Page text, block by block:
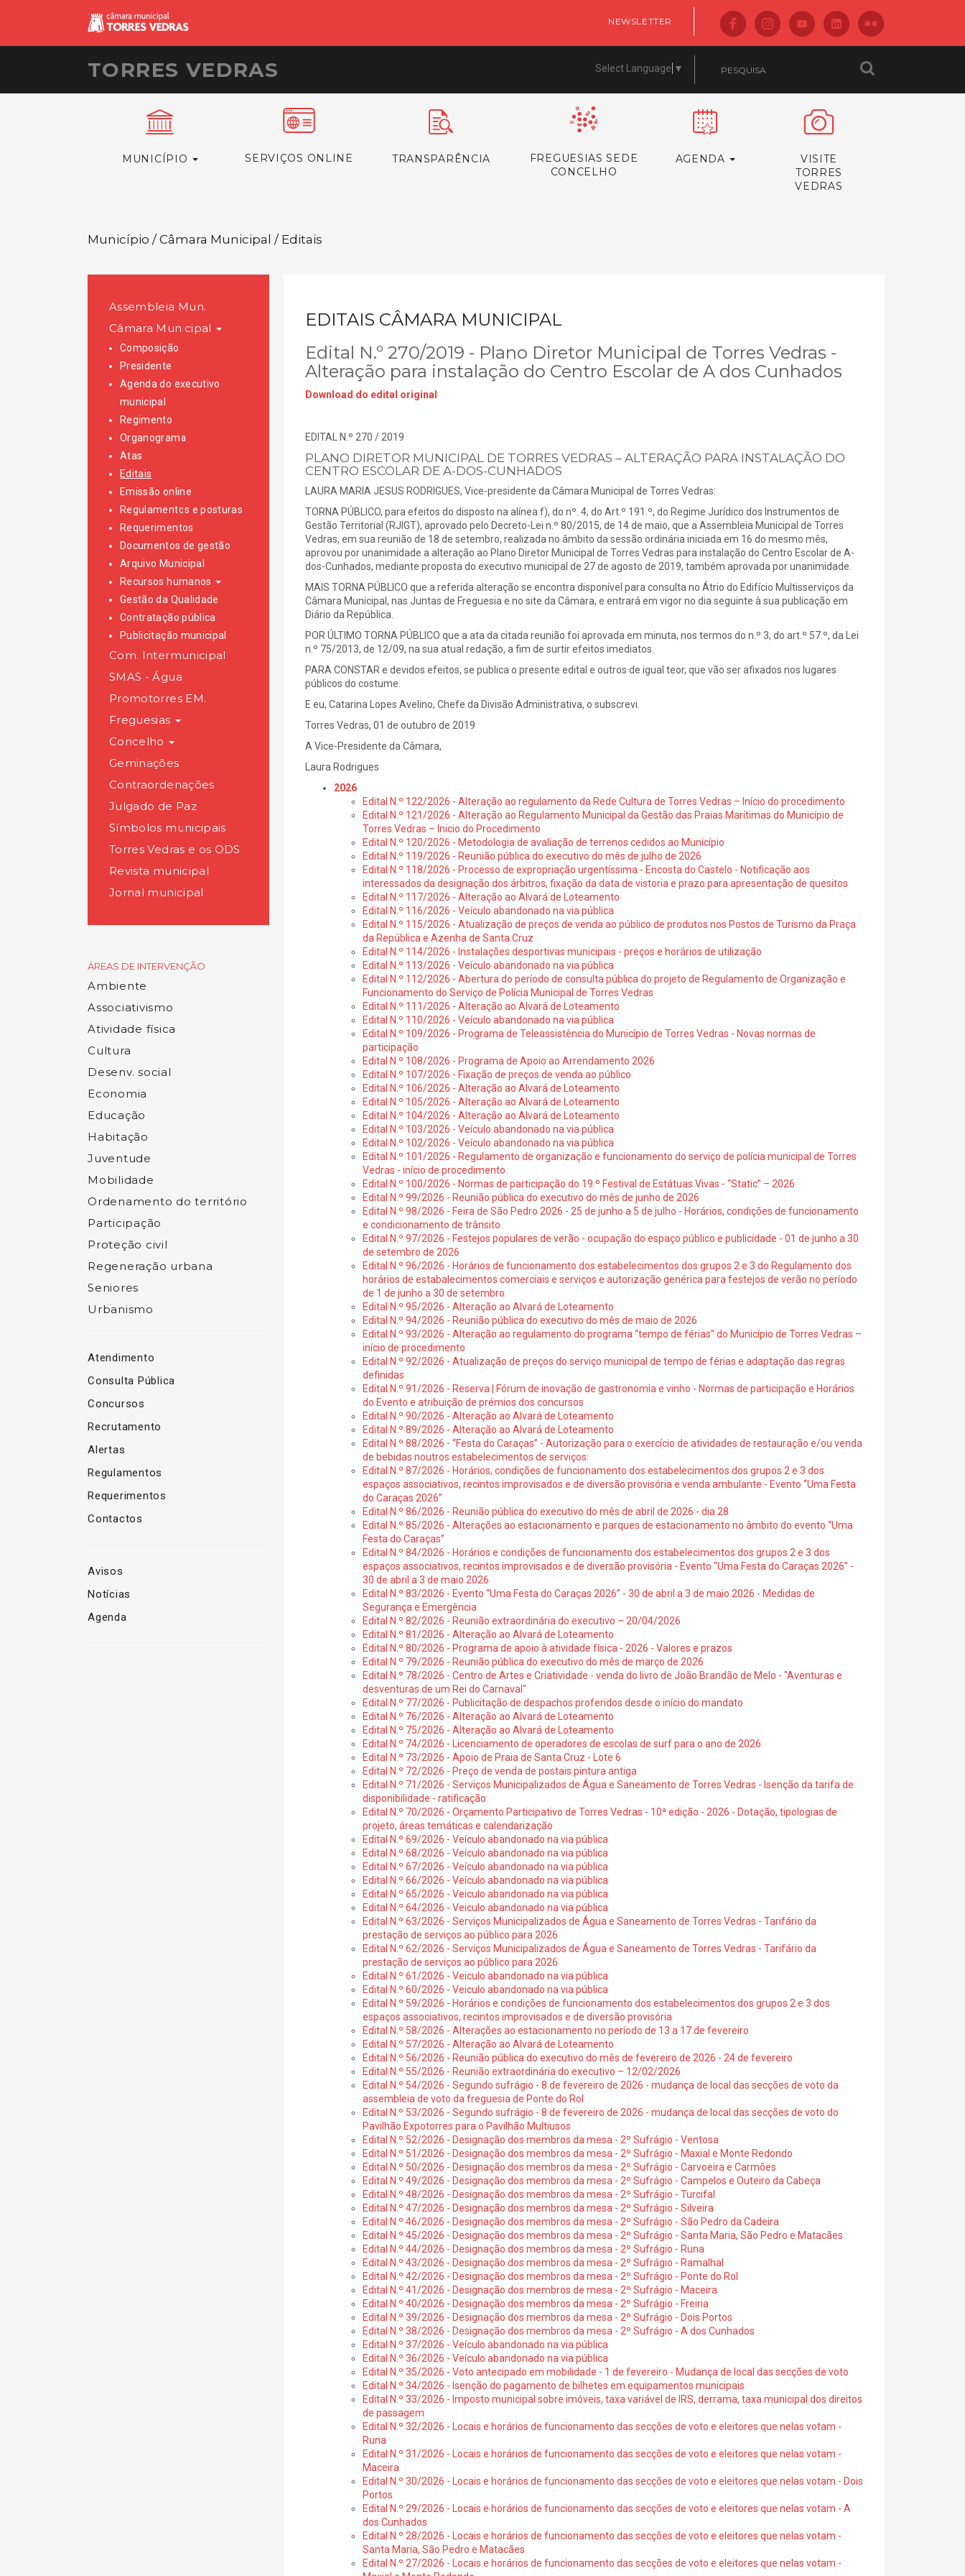
NEWSLETTER
TORRES VEDRAS Select Language ▼
MUNICÍPIO SERVIÇOS ONLINE TRANSPARÊNCIA
FREGUESIAS SEDE
CONCELHO
AGENDA
VISITE
TORRES
VEDRAS
Município / Câmara Municipal / Editais
Assembleia Mun.
Câmara Municipal
Composição
Presidente
Agenda do executivo
municipal
Regimento
Organograma
Atas
Editais
Emissão online
Regulamentos e posturas
Requerimentos
Documentos de gestão
Arquivo Municipal
Recursos humanos
Gestão da Qualidade
Contratação pública
Publicitação municipal
Com. Intermunicipal
SMAS - Água
Promotorres EM.
Freguesias
Concelho
Geminações
Contraordenações
Julgado de Paz
Símbolos municipais
Torres Vedras e os ODS
Revista municipal
Jornal municipal
ÁREAS DE INTERVENÇÃO
Ambiente
Associativismo
Atividade física
Cultura
Desenv. social
Economia
Educação
Habitação
Juventude
Mobilidade
Ordenamento do território
Participação
Proteção civil
Regeneração urbana
Seniores
Urbanismo
Atendimento
Consulta Pública
Concursos
Recrutamento
Alertas
Regulamentos
Requerimentos
Contactos
Avisos
Notícias
Agenda
EDITAIS CÂMARA MUNICIPAL
Edital N.º 270/2019 - Plano Diretor Municipal de Torres Vedras -
Alteração para instalação do Centro Escolar de A dos Cunhados
Download do edital original
EDITAL N.º 270 / 2019
PLANO DIRETOR MUNICIPAL DE TORRES VEDRAS – ALTERAÇÃO PARA INSTALAÇÃO DO
CENTRO ESCOLAR DE A-DOS-CUNHADOS
LAURA MARIA JESUS RODRIGUES, Vice-presidente da Câmara Municipal de Torres Vedras:
TORNA PÚBLICO, para efeitos do disposto na alínea f), do nº. 4, do Art.º 191.º, do Regime Jurídico dos Instrumentos de
Gestão Territorial (RJIGT), aprovado pelo Decreto-Lei n.º 80/2015, de 14 de maio, que a Assembleia Municipal de Torres
Vedras, em sua reunião de 18 de setembro, realizada no âmbito da sessão ordinária iniciada em 16 do mesmo mês,
aprovou por unanimidade a alteração ao Plano Diretor Municipal de Torres Vedras para instalação do Centro Escolar de A-
dos-Cunhados, mediante proposta do executivo municipal de 27 de agosto de 2019, também aprovada por unanimidade.
MAIS TORNA PÚBLICO que a referida alteração se encontra disponível para consulta no Átrio do Edifício Multisserviços da
Câmara Municipal, nas Juntas de Freguesia e no site da Câmara, e entrará em vigor no dia seguinte à sua publicação em
Diário da República.
POR ÚLTIMO TORNA PÚBLICO que a ata da citada reunião foi aprovada em minuta, nos termos do n.º 3, do art.º 57.º, da Lei
n.º 75/2013, de 12/09, na sua atual redação, a fim de surtir efeitos imediatos.
PARA CONSTAR e devidos efeitos, se publica o presente edital e outros de igual teor, que vão ser afixados nos lugares
públicos do costume.
E eu, Catarina Lopes Avelino, Chefe da Divisão Administrativa, o subscrevi.
Torres Vedras, 01 de outubro de 2019
A Vice-Presidente da Câmara,
Laura Rodrigues
2026
Edital N.º 122/2026 - Alteração ao regulamento da Rede Cultura de Torres Vedras – Início do procedimento
Edital N.º 121/2026 - Alteração ao Regulamento Municipal da Gestão das Praias Marítimas do Município de
Torres Vedras – Inicio do Procedimento
Edital N.º 120/2026 - Metodologia de avaliação de terrenos cedidos ao Município
Edital N.º 119/2026 - Reunião pública do executivo do mês de julho de 2026
Edital N.º 118/2026 - Processo de expropriação urgentíssima - Encosta do Castelo - Notificação aos
interessados da designação dos árbitros, fixação da data de vistoria e prazo para apresentação de quesitos
Edital N.º 117/2026 - Alteração ao Alvará de Loteamento
Edital N.º 116/2026 - Veículo abandonado na via pública
Edital N.º 115/2026 - Atualização de preços de venda ao público de produtos nos Postos de Turismo da Praça
da República e Azenha de Santa Cruz
Edital N.º 114/2026 - Instalações desportivas municipais - preços e horários de utilização
Edital N.º 113/2026 - Veículo abandonado na via pública
Edital N.º 112/2026 - Abertura do período de consulta pública do projeto de Regulamento de Organização e
Funcionamento do Serviço de Polícia Municipal de Torres Vedras
Edital N.º 111/2026 - Alteração ao Alvará de Loteamento
Edital N.º 110/2026 - Veículo abandonado na via pública
Edital N.º 109/2026 - Programa de Teleassistência do Município de Torres Vedras - Novas normas de
participação
Edital N.º 108/2026 - Programa de Apoio ao Arrendamento 2026
Edital N.º 107/2026 - Fixação de preços de venda ao público
Edital N.º 106/2026 - Alteração ao Alvará de Loteamento
Edital N.º 105/2026 - Alteração ao Alvará de Loteamento
Edital N.º 104/2026 - Alteração ao Alvará de Loteamento
Edital N.º 103/2026 - Veículo abandonado na via pública
Edital N.º 102/2026 - Veículo abandonado na via pública
Edital N.º 101/2026 - Regulamento de organização e funcionamento do serviço de polícia municipal de Torres
Vedras - início de procedimento
Edital N.º 100/2026 - Normas de participação do 19.º Festival de Estátuas Vivas - “Static” – 2026
Edital N.º 99/2026 - Reunião pública do executivo do mês de junho de 2026
Edital N.º 98/2026 - Feira de São Pedro 2026 - 25 de junho a 5 de julho - Horários, condições de funcionamento
e condicionamento de trânsito
Edital N.º 97/2026 - Festejos populares de verão - ocupação do espaço público e publicidade - 01 de junho a 30
de setembro de 2026
Edital N.º 96/2026 - Horários de funcionamento dos estabelecimentos dos grupos 2 e 3 do Regulamento dos
horários de estabalecimentos comerciais e serviços e autorização genérica para festejos de verão no período
de 1 de junho a 30 de setembro
Edital N.º 95/2026 - Alteração ao Alvará de Loteamento
Edital N.º 94/2026 - Reunião pública do executivo do mês de maio de 2026
Edital N.º 93/2026 - Alteração ao regulamento do programa “tempo de férias” do Município de Torres Vedras –
início de procedimento
Edital N.º 92/2026 - Atualização de preços do serviço municipal de tempo de férias e adaptação das regras
definidas
Edital N.º 91/2026 - Reserva | Fórum de inovação de gastronomia e vinho - Normas de participação e Horários
do Evento e atribuição de prémios dos concursos
Edital N.º 90/2026 - Alteração ao Alvará de Loteamento
Edital N.º 89/2026 - Alteração ao Alvará de Loteamento
Edital N.º 88/2026 - “Festa do Caraças” - Autorização para o exercício de atividades de restauração e/ou venda
de bebidas noutros estabelecimentos de serviços:
Edital N.º 87/2026 - Horários, condições de funcionamento dos estabelecimentos dos grupos 2 e 3 dos
espaços associativos, recintos improvisados e de diversão provisória e venda ambulante - Evento “Uma Festa
do Caraças 2026”
Edital N.º 86/2026 - Reunião pública do executivo do mês de abril de 2026 - dia 28
Edital N.º 85/2026 - Alterações ao estacionamento e parques de estacionamento no âmbito do evento “Uma
Festa do Caraças”
Edital N.º 84/2026 - Horários e condições de funcionamento dos estabelecimentos dos grupos 2 e 3 dos
espaços associativos, recintos improvisados e de diversão provisória - Evento “Uma Festa do Caraças 2026” -
30 de abril a 3 de maio 2026
Edital N.º 83/2026 - Evento “Uma Festa do Caraças 2026” - 30 de abril a 3 de maio 2026 - Medidas de
Segurança e Emergência
Edital N.º 82/2026 - Reunião extraordinária do executivo – 20/04/2026
Edital N.º 81/2026 - Alteração ao Alvará de Loteamento
Edital N.º 80/2026 - Programa de apoio à atividade física - 2026 - Valores e prazos
Edital N.º 79/2026 - Reunião pública do executivo do mês de março de 2026
Edital N.º 78/2026 - Centro de Artes e Criatividade - venda do livro de João Brandão de Melo - "Aventuras e
desventuras de um Rei do Carnaval"
Edital N.º 77/2026 - Publicitação de despachos proferidos desde o início do mandato
Edital N.º 76/2026 - Alteração ao Alvará de Loteamento
Edital N.º 75/2026 - Alteração ao Alvará de Loteamento
Edital N.º 74/2026 - Licenciamento de operadores de escolas de surf para o ano de 2026
Edital N.º 73/2026 - Apoio de Praia de Santa Cruz - Lote 6
Edital N.º 72/2026 - Preço de venda de postais pintura antiga
Edital N.º 71/2026 - Serviços Municipalizados de Água e Saneamento de Torres Vedras - Isenção da tarifa de
disponibilidade - ratificação
Edital N.º 70/2026 - Orçamento Participativo de Torres Vedras - 10ª edição - 2026 - Dotação, tipologias de
projeto, áreas temáticas e calendarização
Edital N.º 69/2026 - Veículo abandonado na via pública
Edital N.º 68/2026 - Veículo abandonado na via pública
Edital N.º 67/2026 - Veículo abandonado na via pública
Edital N.º 66/2026 - Veículo abandonado na via pública
Edital N.º 65/2026 - Veiculo abandonado na via pública
Edital N.º 64/2026 - Veiculo abandonado na via pública
Edital N.º 63/2026 - Serviços Municipalizados de Água e Saneamento de Torres Vedras - Tarifário da
prestação de serviços ao público para 2026
Edital N.º 62/2026 - Serviços Municipalizados de Água e Saneamento de Torres Vedras - Tarifário da
prestação de serviços ao público para 2026
Edital N.º 61/2026 - Veiculo abandonado na via pública
Edital N.º 60/2026 - Veiculo abandonado na via pública
Edital N.º 59/2026 - Horários e condições de funcionamento dos estabelecimentos dos grupos 2 e 3 dos
espaços associativos, recintos improvisados e de diversão provisória
Edital N.º 58/2026 - Alterações ao estacionamento no período de 13 a 17 de fevereiro
Edital N.º 57/2026 - Alteração ao Alvará de Loteamento
Edital N.º 56/2026 - Reunião pública do executivo do mês de fevereiro de 2026 - 24 de fevereiro
Edital N.º 55/2026 - Reunião extraordinária do executivo – 12/02/2026
Edital N.º 54/2026 - Segundo sufrágio - 8 de fevereiro de 2026 - mudança de local das secções de voto da
assembleia de voto da freguesia de Ponte do Rol
Edital N.º 53/2026 - Segundo sufrágio - 8 de fevereiro de 2026 - mudança de local das secções de voto do
Pavilhão Expotorres para o Pavilhão Multiusos
Edital N.º 52/2026 - Designação dos membros da mesa - 2º Sufrágio - Ventosa
Edital N.º 51/2026 - Designação dos membros da mesa - 2º Sufrágio - Maxial e Monte Redondo
Edital N.º 50/2026 - Designação dos membros da mesa - 2º Sufrágio - Carvoeira e Carmões
Edital N.º 49/2026 - Designação dos membros da mesa - 2º Sufrágio - Campelos e Outeiro da Cabeça
Edital N.º 48/2026 - Designação dos membros da mesa - 2º Sufrágio - Turcifal
Edital N.º 47/2026 - Designação dos membros da mesa - 2º Sufrágio - Silveira
Edital N.º 46/2026 - Designação dos membros da mesa - 2º Sufrágio - São Pedro da Cadeira
Edital N.º 45/2026 - Designação dos membros da mesa - 2º Sufrágio - Santa Maria, São Pedro e Matacães
Edital N.º 44/2026 - Designação dos membros da mesa - 2º Sufrágio - Runa
Edital N.º 43/2026 - Designação dos membros da mesa - 2º Sufrágio - Ramalhal
Edital N.º 42/2026 - Designação dos membros da mesa - 2º Sufrágio - Ponte do Rol
Edital N.º 41/2026 - Designação dos membros de mesa - 2º Sufrágio - Maceira
Edital N.º 40/2026 - Designação dos membros da mesa - 2º Sufrágio - Freiria
Edital N.º 39/2026 - Designação dos membros da mesa - 2º Sufrágio - Dois Portos
Edital N.º 38/2026 - Designação dos membros da mesa - 2º Sufrágio - A dos Cunhados
Edital N.º 37/2026 - Veículo abandonado na via pública
Edital N.º 36/2026 - Veículo abandonado na via pública
Edital N.º 35/2026 - Voto antecipado em mobilidade - 1 de fevereiro - Mudança de local das secções de voto
Edital N.º 34/2026 - Isenção do pagamento de bilhetes em equipamentos municipais
Edital N.º 33/2026 - Imposto municipal sobre imóveis, taxa variável de IRS, derrama, taxa municipal dos direitos
de passagem
Edital N.º 32/2026 - Locais e horários de funcionamento das secções de voto e eleitores que nelas votam -
Runa
Edital N.º 31/2026 - Locais e horários de funcionamento das secções de voto e eleitores que nelas votam -
Maceira
Edital N.º 30/2026 - Locais e horários de funcionamento das secções de voto e eleitores que nelas votam - Dois
Portos
Edital N.º 29/2026 - Locais e horários de funcionamento das secções de voto e eleitores que nelas votam - A
dos Cunhados
Edital N.º 28/2026 - Locais e horários de funcionamento das secções de voto e eleitores que nelas votam -
Santa Maria, São Pedro e Matacães
Edital N.º 27/2026 - Locais e horários de funcionamento das secções de voto e eleitores que nelas votam -